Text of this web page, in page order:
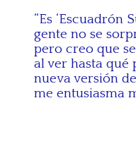
“Es ‘Escuadrón
gente no se
pero creo que
al ver hasta qué
nueva versión
me entusiasma